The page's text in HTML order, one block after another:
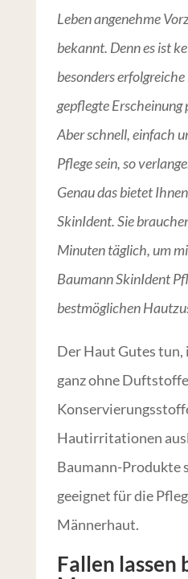
Leben angenehme
bekannt. Denn es ist
besonders
gepflegte
Aber schnell, einfach
Pflege sein, so
Genau das bietet
SkinIdent. Sie
Minuten täglich, um
Baumann SkinIdent
bestmöglichen
Der Haut Gutes tun,
ganz ohne
Hautirritationen
Baumann-Produkte
geeignet für die
Männerhaut.
Fallen lassen